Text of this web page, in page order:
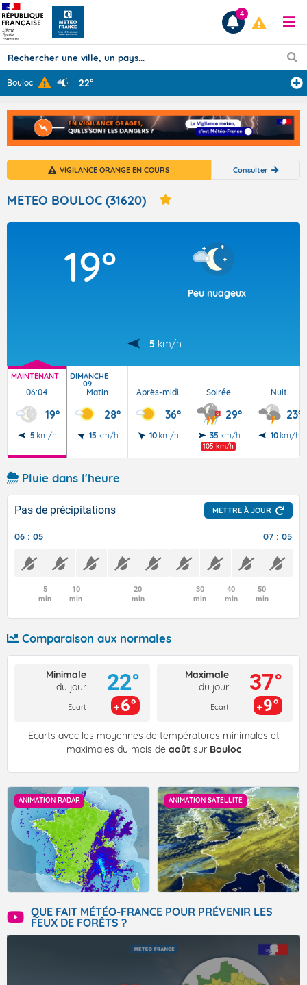
Prévisions
TOUS LES RÉSULTATS
Articles
4
Bouloc 22°
VIGILANCE ORANGE EN COURS Consulter
METEO BOULOC (31620)
19°
Peu nuageux
5 km/h
MAINTENANT
06:04
19°
5 km/h
DIMANCHE
09
Matin
28°
15 km/h
Après-midi
36°
10 km/h
Soirée
29°
35 km/h
105 km/h
Nuit
23°
10 km/h
Pluie dans l'heure
Pas de précipitations METTRE À JOUR
06 : 05 07 : 05
5
min
10
min
20
min
30
min
40
min
50
min
Comparaison aux normales
Minimale
du jour
Ecart
22°
6°
Maximale
du jour
Ecart
37°
9°
Écarts avec les moyennes de températures minimales et
maximales du mois de août sur Bouloc
ANIMATION RADAR ANIMATION SATELLITE
QUE FAIT MÉTÉO-FRANCE POUR PRÉVENIR LES
FEUX DE FORÊTS ?